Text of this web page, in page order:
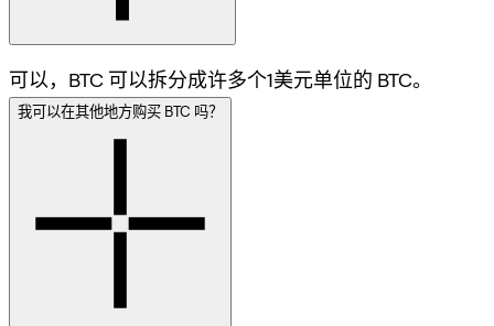
可以，BTC 可以拆分成许多个1美元单位的 BTC。
我可以在其他地方购买 BTC 吗？